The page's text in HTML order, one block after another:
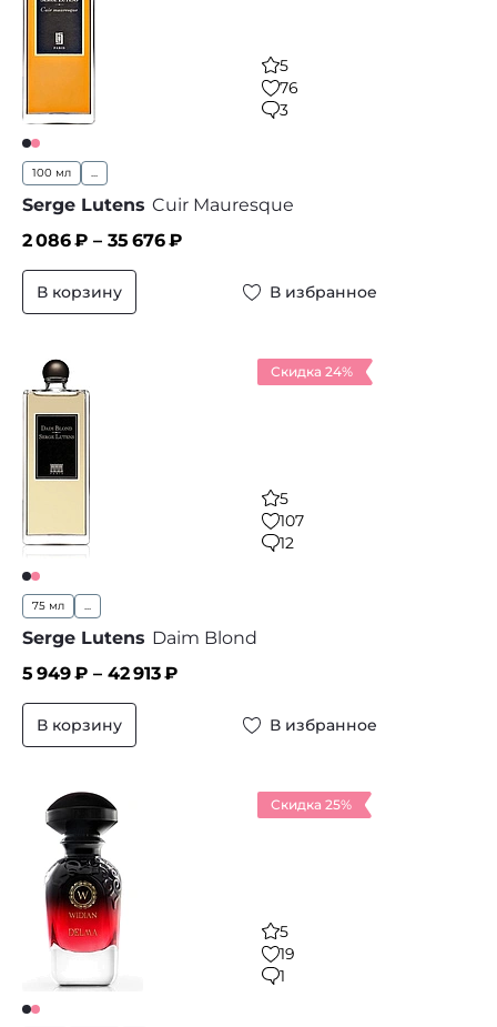
5
76
3
100 мл ...
Serge Lutens Cuir Mauresque
2 086₽ – 35 676₽
В корзину В избранное
Скидка 24%
5
107
12
75 мл ...
Serge Lutens Daim Blond
5 949₽ – 42 913₽
В корзину В избранное
Скидка 25%
5
19
1